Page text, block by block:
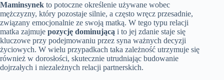
Maminsynek to potoczne określenie używane wobec
mężczyzny, który pozostaje silnie, a często wręcz przesadnie,
związany emocjonalnie ze swoją matką. W tego typu relacji
matka zajmuje pozycję dominującą i to jej zdanie staje się
kluczowe przy podejmowaniu przez syna ważnych decyzji
życiowych. W wielu przypadkach taka zależność utrzymuje się
również w dorosłości, skutecznie utrudniając budowanie
dojrzałych i niezależnych relacji partnerskich.